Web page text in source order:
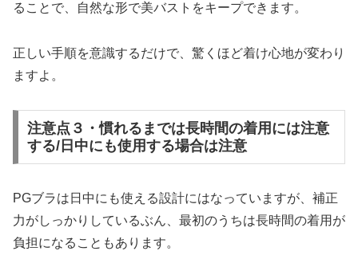
ることで、自然な形で美バストをキープできます。
正しい手順を意識するだけで、驚くほど着け心地が変わり
ますよ。
注意点３・慣れるまでは長時間の着用には注意
する/日中にも使用する場合は注意
PGブラは日中にも使える設計にはなっていますが、補正
力がしっかりしているぶん、最初のうちは長時間の着用が
負担になることもあります。